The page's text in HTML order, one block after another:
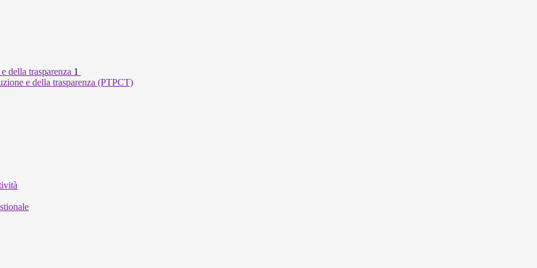
della trasparenza 1
e della trasparenza (PTPCT)